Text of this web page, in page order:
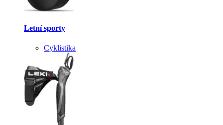
Letní sporty
Cyklistika